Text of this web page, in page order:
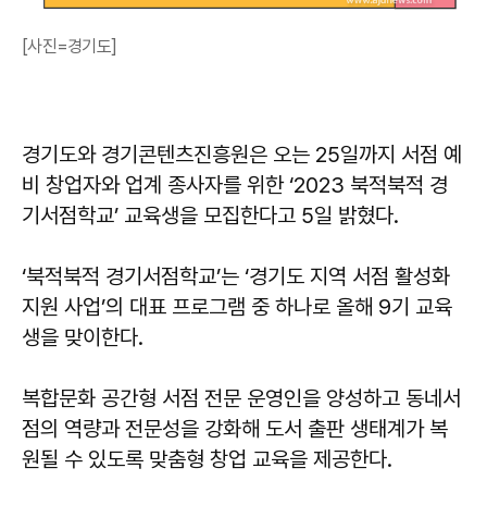
[사진=경기도]
경기도와 경기콘텐츠진흥원은 오는 25일까지 서점 예
비 창업자와 업계 종사자를 위한 ‘2023 북적북적 경
기서점학교’ 교육생을 모집한다고 5일 밝혔다.
‘북적북적 경기서점학교’는 ‘경기도 지역 서점 활성화
지원 사업’의 대표 프로그램 중 하나로 올해 9기 교육
생을 맞이한다.
복합문화 공간형 서점 전문 운영인을 양성하고 동네서
점의 역량과 전문성을 강화해 도서 출판 생태계가 복
원될 수 있도록 맞춤형 창업 교육을 제공한다.